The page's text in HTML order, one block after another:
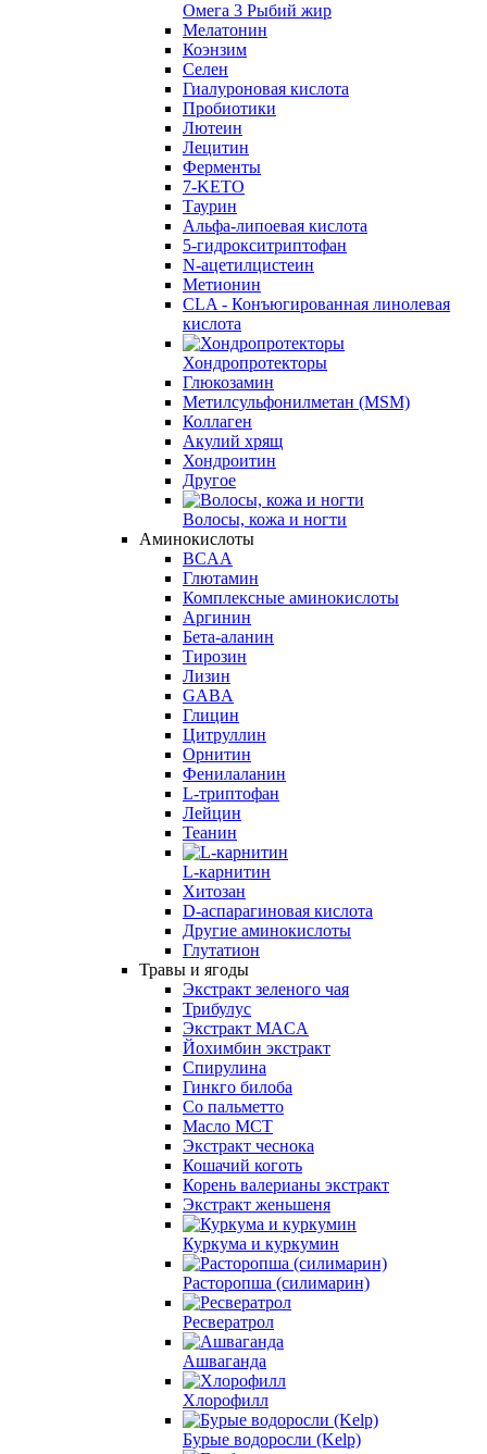
Омега 3 Рыбий жир
Мелатонин
Коэнзим
Селен
Гиалуроновая кислота
Пробиотики
Лютеин
Лецитин
Ферменты
7-KETO
Таурин
Альфа-липоевая кислота
5-гидрокситриптофан
N-ацетилцистеин
Метионин
CLA - Конъюгированная линолевая
кислота
Хондропротекторы
Глюкозамин
Метилсульфонилметан (MSM)
Коллаген
Акулий хрящ
Хондроитин
Другое
Волосы, кожа и ногти
Аминокислоты
BCAA
Глютамин
Комплексные аминокислоты
Аргинин
Бета-аланин
Тирозин
Лизин
GABA
Глицин
Цитруллин
Орнитин
Фенилаланин
L-триптофан
Лейцин
Теанин
L-карнитин
Хитозан
D-аспарагиновая кислота
Другие аминокислоты
Глутатион
Травы и ягоды
Экстракт зеленого чая
Трибулус
Экстракт MACA
Йохимбин экстракт
Спирулина
Гинкго билоба
Cо пальметто
Масло MCT
Экстракт чеснока
Кошачий коготь
Корень валерианы экстракт
Экстракт женьшеня
Куркума и куркумин
Расторопша (силимарин)
Ресвератрол
Ашваганда
Хлорофилл
Бурые водоросли (Kelp)